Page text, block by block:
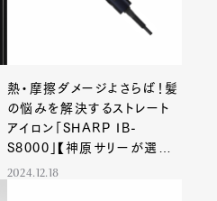
熱・摩擦ダメージよさらば！髪
の悩みを解決するストレート
アイロン「SHARP IB-
S8000」【神原サリーが選ぶ
今月の家電】
2024.12.18